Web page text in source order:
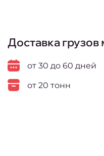
Доставка
от 30 до 60 дней
от 20 тонн